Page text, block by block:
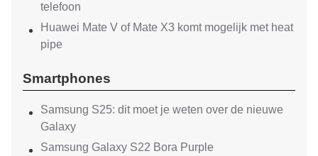
telefoon
Huawei Mate V of Mate X3 komt mogelijk met heat
pipe
Smartphones
Samsung S25: dit moet je weten over de nieuwe
Galaxy
Samsung Galaxy S22 Bora Purple